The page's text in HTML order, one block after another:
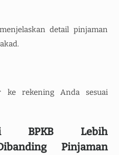
detail pinjaman
ke rekening Anda sesuai
BPKB Lebih
Pinjaman